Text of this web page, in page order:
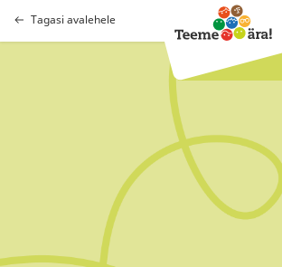
Tagasi avalehele